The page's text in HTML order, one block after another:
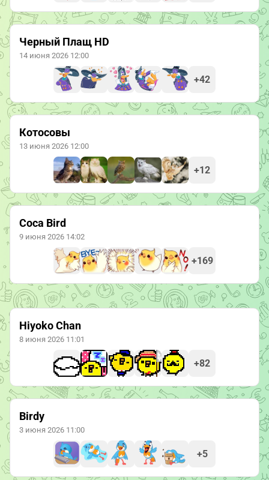
Черный Плащ HD
14 июня 2026 12:00
+42
Котосовы
13 июня 2026 12:00
+12
Coca Bird
9 июня 2026 14:02
+169
Hiyoko Chan
8 июня 2026 11:01
+82
Birdy
3 июня 2026 11:00
+5